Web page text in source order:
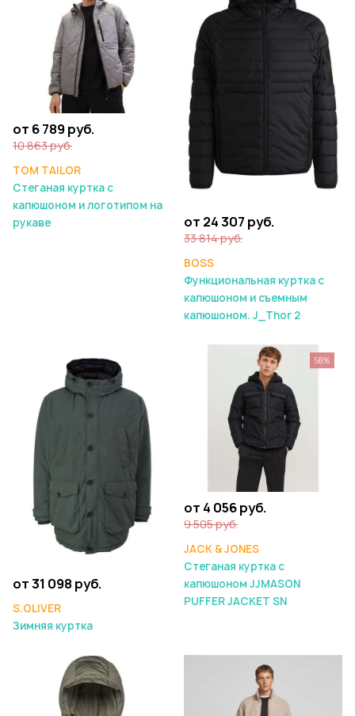
от 6 789 руб.
10 863 руб.
TOM TAILOR
Стеганая куртка с
капюшоном и логотипом на
рукаве
от 24 307 руб.
33 814 руб.
BOSS
Функциональная куртка с
капюшоном и съемным
капюшоном. J_Thor 2
от 31 098 руб.
S.OLIVER
Зимняя куртка
от 4 056 руб.
9 505 руб.
JACK & JONES
Стеганая куртка с
капюшоном JJMASON
PUFFER JACKET SN
58%